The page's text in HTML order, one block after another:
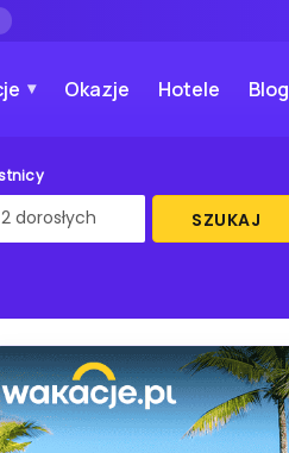
Okazje Hotele Blog
SZUKAJ